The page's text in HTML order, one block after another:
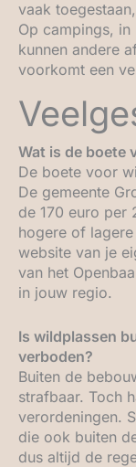
vaak
Op campings,
kunnen andere
voorkomt een
Wat is de boete
De boete voor
De gemeente
de 170 euro per
hogere of
website van je
van het
in jouw regio.
Is wildplassen
verboden?
Buiten de
strafbaar. Toch
verordeningen.
die ook buiten
dus altijd de